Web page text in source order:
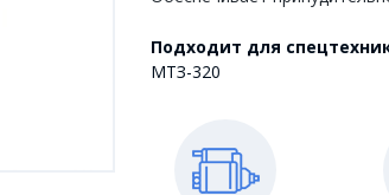
Подходит для
МТЗ-320